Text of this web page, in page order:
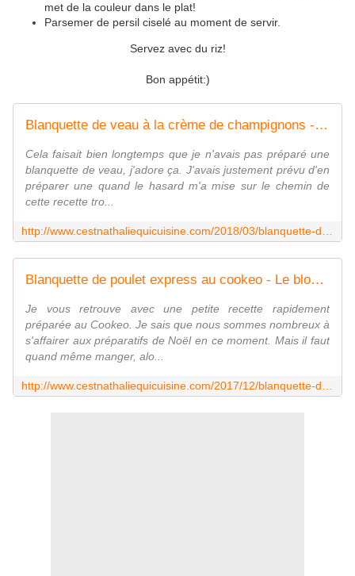
met de la couleur dans le plat!
Parsemer de persil ciselé au moment de servir.
Servez avec du riz!
Bon appétit:)
Blanquette de veau à la crème de champignons - Le blog de C'est Nathalie qui cuisine
Cela faisait bien longtemps que je n'avais pas préparé une
blanquette de veau, j'adore ça. J'avais justement prévu d'en
préparer une quand le hasard m'a mise sur le chemin de
cette recette tro...
Blanquette de poulet express au cookeo - Le blog de C'est Nathalie qui cuisine
Je vous retrouve avec une petite recette rapidement
préparée au Cookeo. Je sais que nous sommes nombreux à
s'affairer aux préparatifs de Noël en ce moment. Mais il faut
quand même manger, alo...